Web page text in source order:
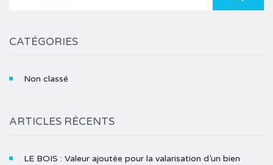
CATÉGORIES
Non classé
ARTICLES RÉCENTS
LE BOIS : Valeur ajoutée pour la valarisation d’un bien